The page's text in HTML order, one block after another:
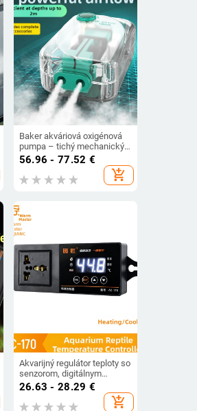
Baker akváriová oxigénová
pumpa – tichý mechanický
aerátor, vysoký výkon, Nie je
dovážané, hmotnosť 2000 g
56.96 - 77.52 €
add_shopping_cart
Akvarijný regulátor teploty so
senzorom, digitálnym
displejom a výstupom,
teploty, presnosť 1°
26.63 - 28.29 €
add_shopping_cart